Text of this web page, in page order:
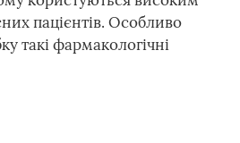
пацієнтів. Особливо
такі фармакологічні